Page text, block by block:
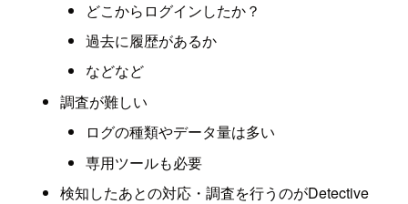
どこからログインしたか？
過去に履歴があるか
などなど
調査が難しい
ログの種類やデータ量は多い
専用ツールも必要
検知したあとの対応・調査を行うのがDetective